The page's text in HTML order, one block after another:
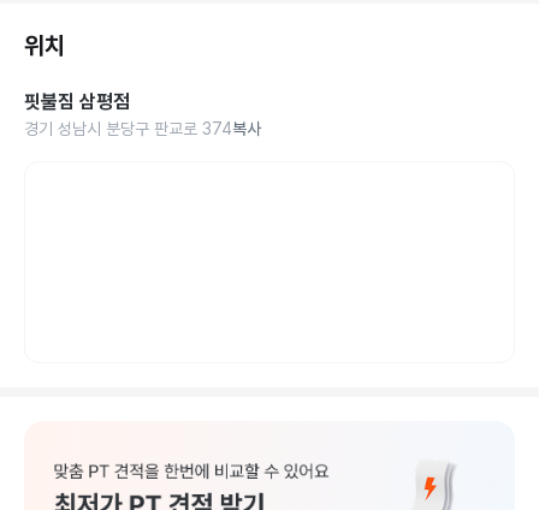
위치
핏불짐 삼평점
경기 성남시 분당구 판교로 374복사